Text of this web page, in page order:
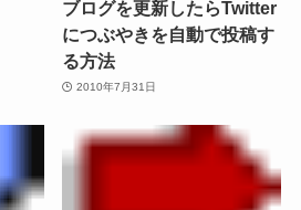
ブログを更新したらTwitter
につぶやきを自動で投稿す
る方法
2010年7月31日